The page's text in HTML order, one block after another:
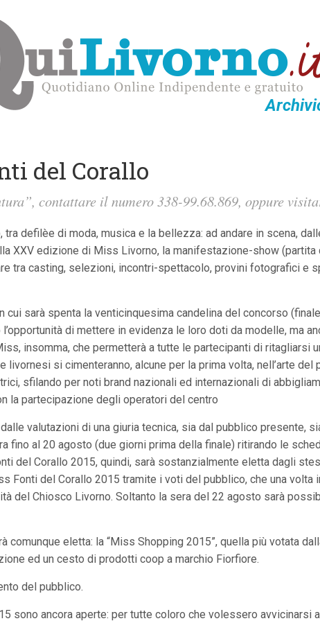
del Corallo
contattare il numero 338-99.68.869, oppure
defilèe di moda, musica e la bellezza: ad andare in scena,
XXV edizione di Miss Livorno, la manifestazione-show
tra casting, selezioni, incontri-spettacolo, provini fotografici e
sarà spenta la venticinquesima candelina del concorso
di mettere in evidenza le loro doti da modelle, ma
insomma, che permetterà a tutte le partecipanti di ritagliarsi
si cimenteranno, alcune per la prima volta, nell’arte del
sfilando per noti brand nazionali ed internazionali di
la partecipazione degli operatori del centro
valutazioni di una giuria tecnica, sia dal pubblico presente,
fino al 20 agosto (due giorni prima della finale) ritirando le
del Corallo 2015, quindi, sarà sostanzialmente eletta dagli
Fonti del Corallo 2015 tramite i voti del pubblico, che una
del Chiosco Livorno. Soltanto la sera del 22 agosto sarà
comunque eletta: la “Miss Shopping 2015”, quella più votata
ed un cesto di prodotti coop a marchio Fiorfiore.
del pubblico.
sono ancora aperte: per tutte coloro che volessero avvicinarsi